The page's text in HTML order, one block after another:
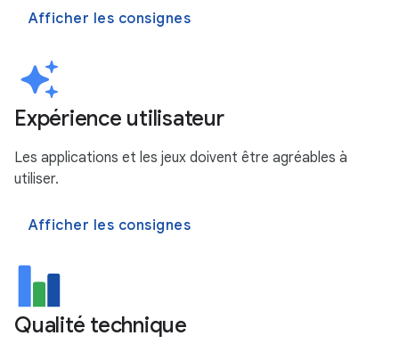
Afficher les consignes
Expérience utilisateur
Les applications et les jeux doivent être agréables à
utiliser.
Afficher les consignes
Qualité technique